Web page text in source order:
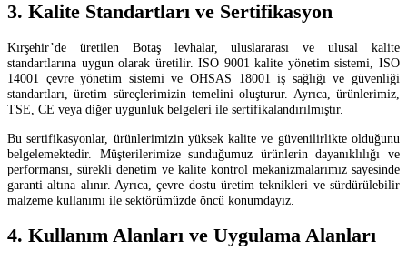
3. Kalite Standartları ve Sertifikasyon
Kırşehir’de üretilen Botaş levhalar, uluslararası ve ulusal kalite
standartlarına uygun olarak üretilir. ISO 9001 kalite yönetim sistemi, ISO
14001 çevre yönetim sistemi ve OHSAS 18001 iş sağlığı ve güvenliği
standartları, üretim süreçlerimizin temelini oluşturur. Ayrıca, ürünlerimiz,
TSE, CE veya diğer uygunluk belgeleri ile sertifikalandırılmıştır.
Bu sertifikasyonlar, ürünlerimizin yüksek kalite ve güvenilirlikte olduğunu
belgelemektedir. Müşterilerimize sunduğumuz ürünlerin dayanıklılığı ve
performansı, sürekli denetim ve kalite kontrol mekanizmalarımız sayesinde
garanti altına alınır. Ayrıca, çevre dostu üretim teknikleri ve sürdürülebilir
malzeme kullanımı ile sektörümüzde öncü konumdayız.
4. Kullanım Alanları ve Uygulama Alanları